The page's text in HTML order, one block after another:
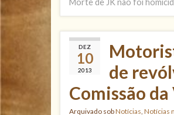
DEZ
10
2013
de
Comissão da
Arquivado sobNotícias Notícias